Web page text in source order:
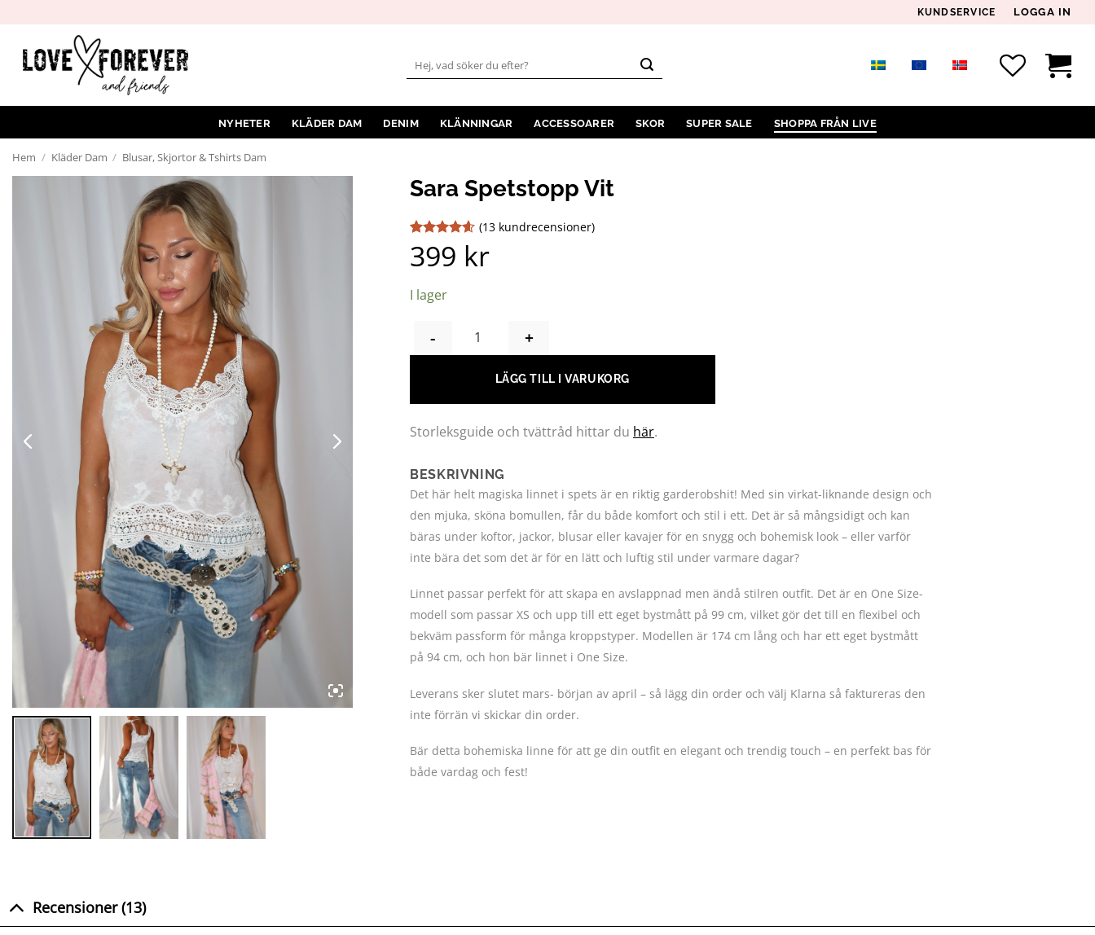
innehåll
KUNDSERVICE LOGGA IN
Sök
efter:
NYHETER KLÄDER DAM DENIM KLÄNNINGAR ACCESSOARER SKOR SUPER SALE SHOPPA FRÅN LIVE
Hem / Kläder Dam / Blusar, Skjortor & Tshirts Dam
Sara Spetstopp Vit
Betygsatt
4.54av 5
13
(13kundrecensioner)
399 kr
I lager
SARA SPETSTOPP VIT MÄNGD
LÄGG TILL I VARUKORG
Storleksguide och tvättråd hittar du här.
BESKRIVNING
Det här helt magiska linnet i spets är en riktig garderobshit! Med sin virkat-liknande design och
den mjuka, sköna bomullen, får du både komfort och stil i ett. Det är så mångsidigt och kan
bäras under koftor, jackor, blusar eller kavajer för en snygg och bohemisk look – eller varför
inte bära det som det är för en lätt och luftig stil under varmare dagar?
Linnet passar perfekt för att skapa en avslappnad men ändå stilren outfit. Det är en One Size-
modell som passar XS och upp till ett eget bystmått på 99 cm, vilket gör det till en flexibel och
bekväm passform för många kroppstyper. Modellen är 174 cm lång och har ett eget bystmått
på 94 cm, och hon bär linnet i One Size.
Leverans sker slutet mars- början av april – så lägg din order och välj Klarna så faktureras den
inte förrän vi skickar din order.
Bär detta bohemiska linne för att ge din outfit en elegant och trendig touch – en perfekt bas för
både vardag och fest!
Recensioner (13)